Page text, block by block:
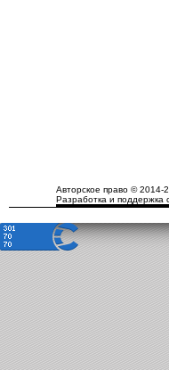
Авторское право © 2014-
Разработка и